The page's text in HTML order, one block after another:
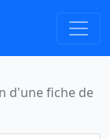
d'une fiche de